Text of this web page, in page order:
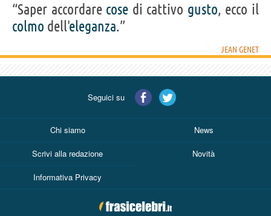
“Saper accordare cose di cattivo gusto, ecco il
colmo dell'eleganza.”
JEAN GENET
Seguici su
Chi siamo News
Scrivi alla redazione Novità
Informativa Privacy